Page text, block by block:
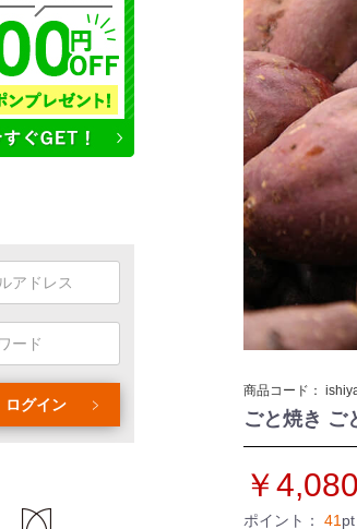
ログイン
商品コード：
ごと焼き
￥4,080
ポイント： 41 pt